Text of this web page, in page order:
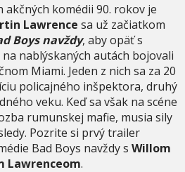
akčných komédii 90. rokov je
Lawrence sa už začiatkom
Boys navždy, aby opäť s
nablýskaných autách bojovali
Miami. Jeden z nich sa za 20
policajného inšpektora, druhý
veku. Keď sa však na scéne
rumunskej mafie, musia sily
Pozrite si prvý trailer
Bad Boys navždy s Willom
Lawrenceom.